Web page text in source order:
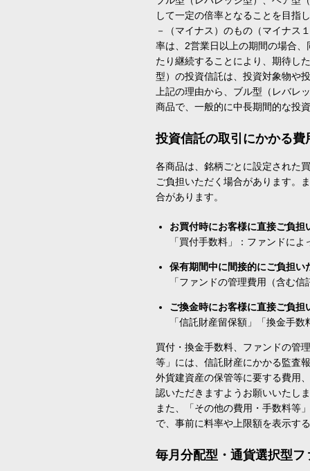
して一定の倍率となることを目指
－（マイナス）のもの（マイナス
率は、2営業日以上の期間の場合
たり継続することにより、期待し
型）の投資信託は、投資対象物や
上記の理由から、ブル型（レバレ
商品で、一般的に中長期間的な投
投資信託の取引にかかる費
各商品は、銘柄ごとに設定された
ご負担いただく場合があります。
合があります。
お買付時にお客様に直接ご負担
「買付手数料」：ファンドに
保有期間中に間接的にご負担い
「ファンドの管理費用（含む
ご換金時にお客様に直接ご負担
「信託財産留保額」「換金手
買付・換金手数料、ファンドの管
等」には、信託財産にかかる監査
外貨建資産の保管等に要する費用
認いただきますようお願いいたし
また、「その他の費用・手数料等
で、事前に料率や上限額を表示す
毎月分配型・通貨選択型